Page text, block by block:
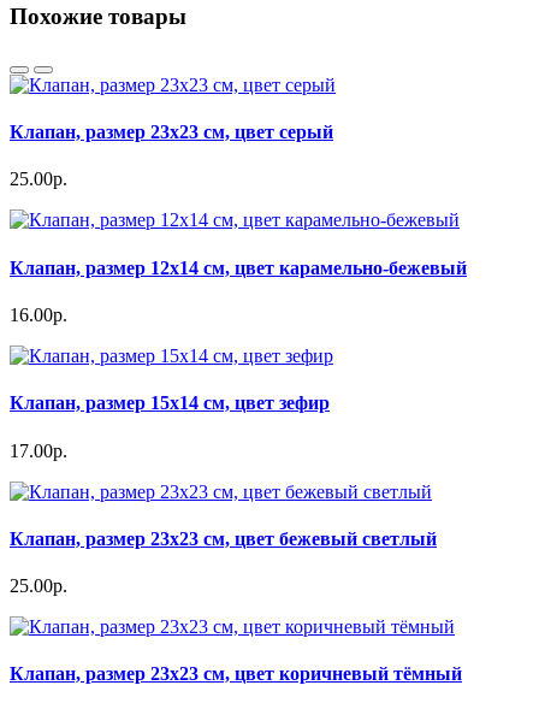
Похожие товары
Клапан, размер 23х23 см, цвет серый
25.00р.
Клапан, размер 12х14 см, цвет карамельно-бежевый
16.00р.
Клапан, размер 15х14 см, цвет зефир
17.00р.
Клапан, размер 23х23 см, цвет бежевый светлый
25.00р.
Клапан, размер 23х23 см, цвет коричневый тёмный